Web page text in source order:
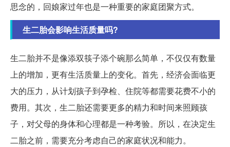
思念的，回娘家过年也是一种重要的家庭团聚方式。
生二胎会影响生活质量吗?
生二胎并不是像添双筷子添个碗那么简单，不仅仅有数量
上的增加，更有生活质量上的变化。首先，经济会面临更
大的压力，从计划孩子到孕检、住院等都需要花费不小的
费用。其次，生二胎还需要更多的精力和时间来照顾孩
子，对父母的身体和心理都是一种考验。所以，在决定生
二胎之前，需要充分考虑自己的家庭状况和能力。